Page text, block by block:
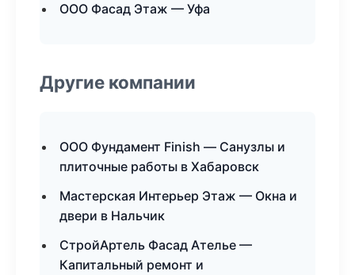
ООО Фасад Этаж — Уфа
Другие компании
ООО Фундамент Finish — Санузлы и
плиточные работы в Хабаровск
Мастерская Интерьер Этаж — Окна и
двери в Нальчик
СтройАртель Фасад Ателье —
Капитальный ремонт и